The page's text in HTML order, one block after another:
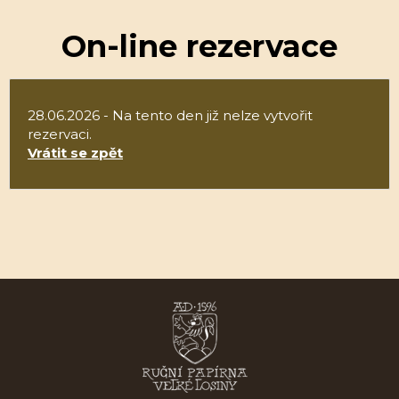
On-line rezervace
28.06.2026 - Na tento den již nelze vytvořit
rezervaci.
Vrátit se zpět